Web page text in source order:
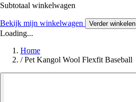
Subtotaal winkelwagen
Bekijk mijn winkelwagen Verder winkelen
Loading...
Home
/ Pet Kangol Wool Flexfit Baseball